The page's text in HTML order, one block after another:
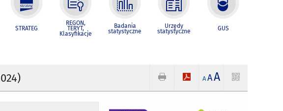
STRATEG
REGON,
TERYT,
Klasyfikacje
Badania
statystyczne
Urzędy
statystyczne GUS
A AA